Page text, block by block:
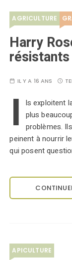
AGRICULTURE
Harry
résistants
IL Y A 16 ANS
I
ls exploitent
plus
problèmes.
peinent à nourrir
qui posent
APICULTURE